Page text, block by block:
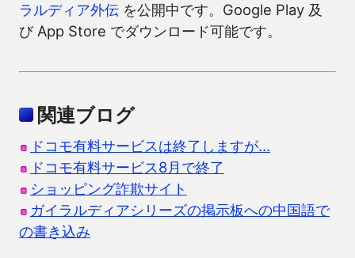
ラルディア外伝 を公開中です。Google Play 及
び App Store でダウンロード可能です。
関連ブログ
ドコモ有料サービスは終了しますが…
ドコモ有料サービス8月で終了
ショッピング詐欺サイト
ガイラルディアシリーズの掲示板への中国語で
の書き込み